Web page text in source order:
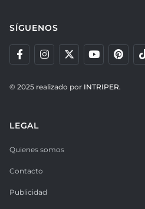
SÍGUENOS
© 2025 realizado por INTRIPER.
LEGAL
Quienes somos
Contacto
Publicidad